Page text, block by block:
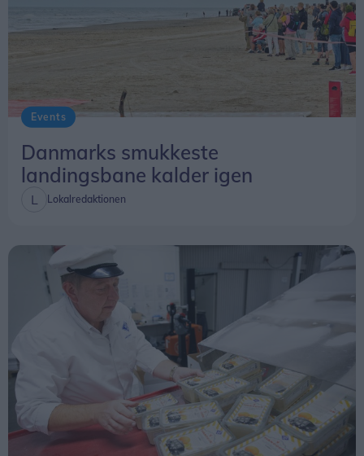
Events
Danmarks smukkeste
landingsbane kalder igen
Lokalredaktionen